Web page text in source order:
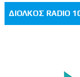
ΔΙΟΛΚΟΣ RADIO